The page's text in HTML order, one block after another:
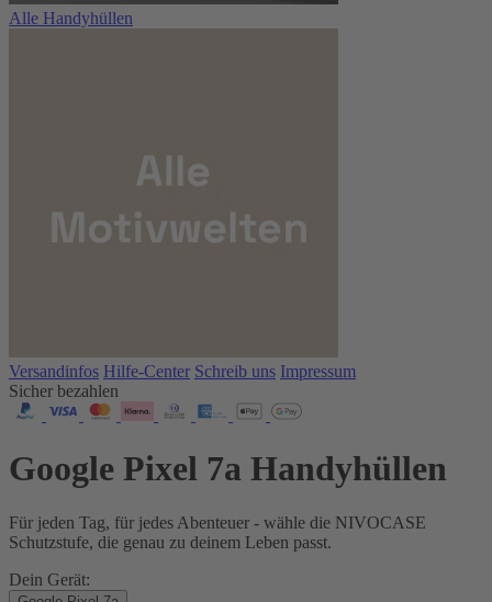
Alle Handyhüllen
Versandinfos Hilfe-Center Schreib uns Impressum
Sicher bezahlen
Google Pixel 7a Handyhüllen
Für jeden Tag, für jedes Abenteuer - wähle die NIVOCASE
Schutzstufe, die genau zu deinem Leben passt.
Dein Gerät: